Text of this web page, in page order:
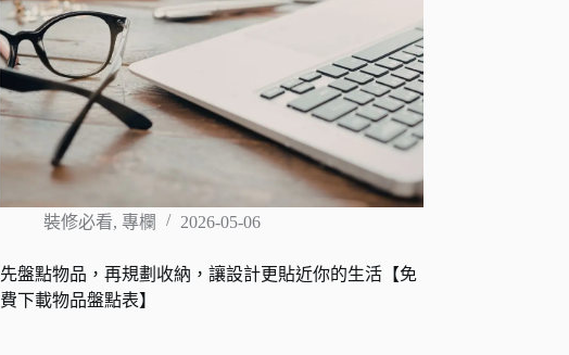
裝修必看, 專欄 2026-05-06
先盤點物品，再規劃收納，讓設計更貼近你的生活【免
費下載物品盤點表】